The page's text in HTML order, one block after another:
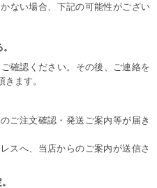
ない場合、下記の可能性がござい
確認ください。その後、ご連絡を
ます。
ご注文確認・発送ご案内等が届き
スへ、当店からのご案内が送信さ